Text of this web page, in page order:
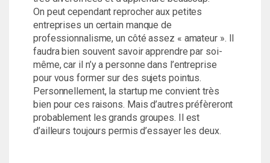
On peut cependant reprocher aux petites
entreprises un certain manque de
professionnalisme, un côté assez « amateur ». Il
faudra bien souvent savoir apprendre par soi-
même, car il n’y a personne dans l’entreprise
pour vous former sur des sujets pointus.
Personnellement, la startup me convient très
bien pour ces raisons. Mais d’autres préfèreront
probablement les grands groupes. Il est
d’ailleurs toujours permis d’essayer les deux.